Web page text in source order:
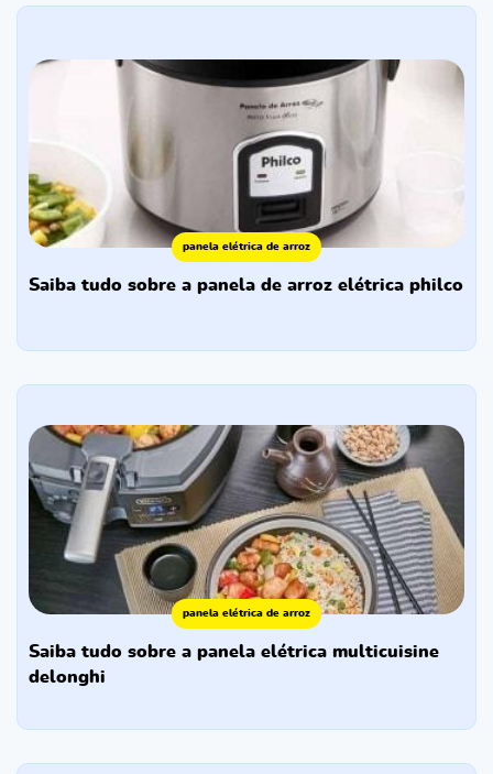
panela elétrica de arroz
saiba tudo sobre a panela de arroz elétrica philco
panela elétrica de arroz
saiba tudo sobre a panela elétrica multicuisine
delonghi